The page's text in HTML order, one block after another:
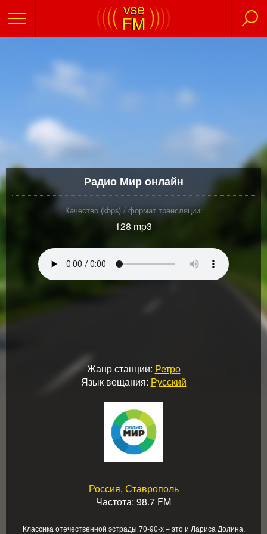
Радио Мир онлайн
Качество (kbps) / формат трансляции:
128 mp3
Жанр станции: Ретро
Язык вещания: Русский
Россия, Ставрополь
Частота: 98.7 FM
Классика отечественной эстрады 70-90-х – это и Лариса Долина,